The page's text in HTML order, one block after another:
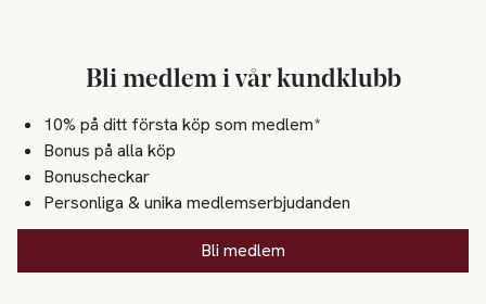
Bli medlem i vår kundklubb
10% på ditt första köp som medlem*
Bonus på alla köp
Bonuscheckar
Personliga & unika medlemserbjudanden
Bli medlem